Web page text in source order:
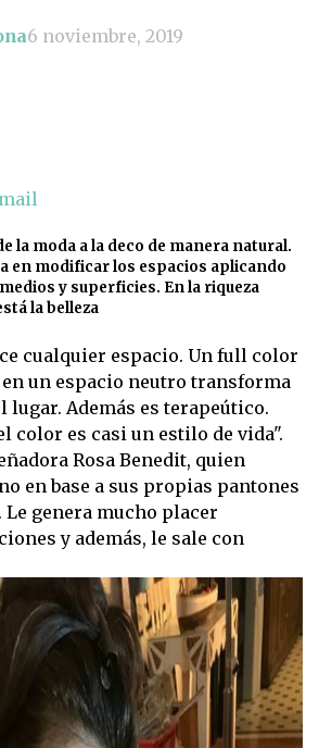
6 noviembre, 2019
la moda a la deco de manera natural.
en modificar los espacios aplicando
y superficies. En la riqueza
la belleza
cualquier espacio. Un full color
en un espacio neutro transforma
lugar. Además es terapeútico.
color es casi un estilo de vida".
Rosa Benedit, quien
en base a sus propias pantones
genera mucho placer
y además, le sale con